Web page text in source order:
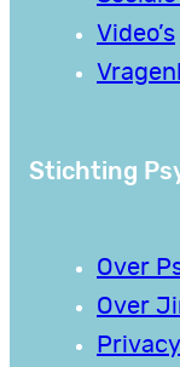
Video’s
Stichting
Over
Over